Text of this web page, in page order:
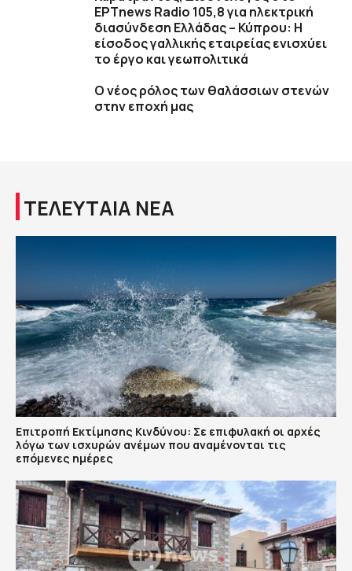
ΕΡΤnews Radio 105,8 για ηλεκτρική
διασύνδεση Ελλάδας – Κύπρου: Η
είσοδος γαλλικής εταιρείας ενισχύει
το έργο και γεωπολιτικά
O νέος ρόλος των θαλάσσιων στενών
στην εποχή μας
ΤΕΛΕΥΤΑΙΑ ΝΕΑ
Επιτροπή Εκτίμησης Κινδύνου: Σε επιφυλακή οι αρχές
λόγω των ισχυρών ανέμων που αναμένονται τις
επόμενες ημέρες